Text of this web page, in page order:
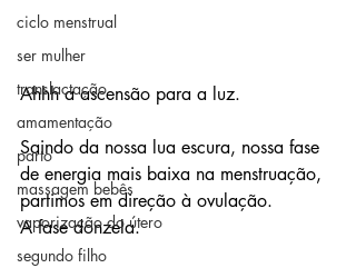
ciclo menstrual
ser mulher
translactação
amamentação
parto
massagem bebês
vaporização do útero
segundo filho
Ahhh a ascensão para a luz.
Saindo da nossa lua escura, nossa fase
de energia mais baixa na menstruação,
partimos em direção à ovulação.
A fase donzela.